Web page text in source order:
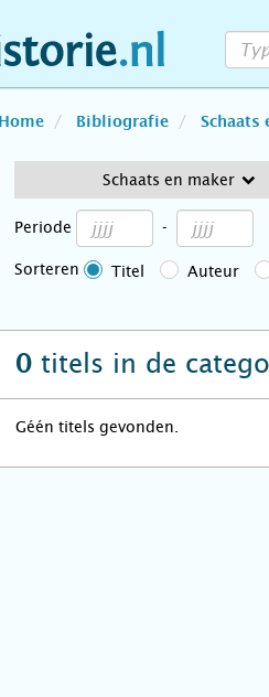
Home Bibliografie Schaats
Schaats en maker
Periode -
Sorteren Titel Auteur
0 titels in de
Géén titels gevonden.